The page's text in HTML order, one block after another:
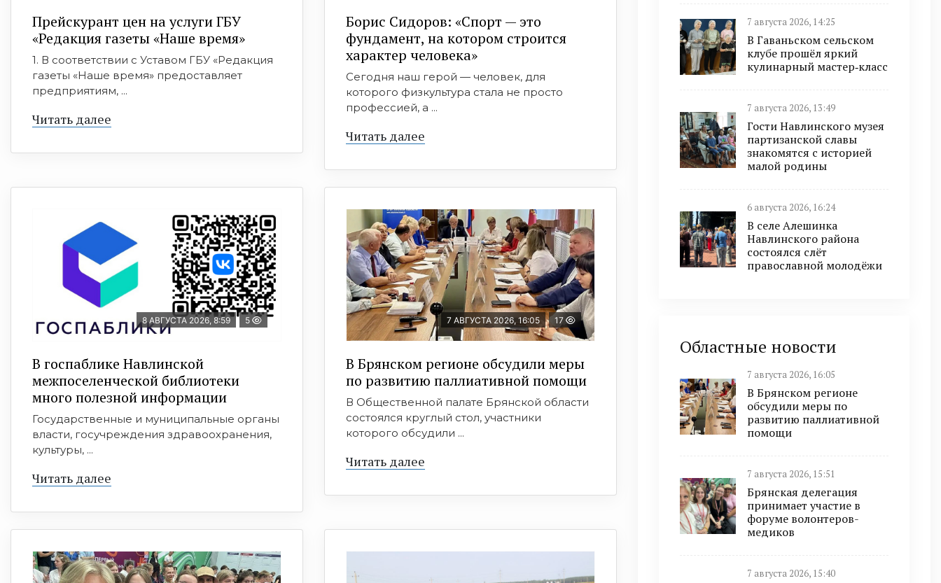
Прейскурант цен на услуги ГБУ
«Редакция газеты «Наше время»
1. В соответствии с Уставом ГБУ «Редакция
газеты «Наше время» предоставляет
предприятиям, ...
Читать далее
Борис Сидоров: «Спорт — это
фундамент, на котором строится
характер человека»
Сегодня наш герой — человек, для
которого физкультура стала не просто
профессией, а ...
Читать далее
8 АВГУСТА 2026, 8:59 5
В госпаблике Навлинской
межпоселенческой библиотеки
много полезной информации
Государственные и муниципальные органы
власти, госучреждения здравоохранения,
культуры, ...
Читать далее
7 АВГУСТА 2026, 16:05 17
В Брянском регионе обсудили меры
по развитию паллиативной помощи
В Общественной палате Брянской области
состоялся круглый стол, участники
которого обсудили ...
Читать далее
7 августа 2026, 14:25
В Гаваньском сельском
клубе прошёл яркий
кулинарный мастер‑класс
7 августа 2026, 13:49
Гости Навлинского музея
партизанской славы
знакомятся с историей
малой родины
6 августа 2026, 16:24
В селе Алешинка
Навлинского района
состоялся слёт
православной молодёжи
Областные новости
7 августа 2026, 16:05
В Брянском регионе
обсудили меры по
развитию паллиативной
помощи
7 августа 2026, 15:51
Брянская делегация
принимает участие в
форуме волонтеров-
медиков
7 августа 2026, 15:40